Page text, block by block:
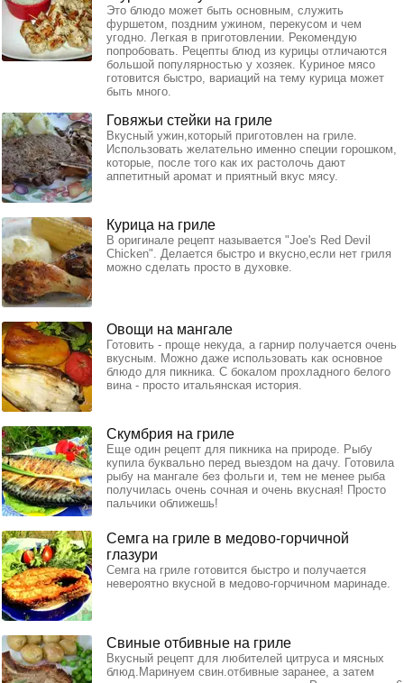
Это блюдо может быть основным, служить
фуршетом, поздним ужином, перекусом и чем
угодно. Легкая в приготовлении. Рекомендую
попробовать. Рецепты блюд из курицы отличаются
большой популярностью у хозяек. Куриное мясо
готовится быстро, вариаций на тему курица может
быть много.
Говяжьи стейки на гриле
Вкусный ужин,который приготовлен на гриле.
Использовать желательно именно специи горошком,
которые, после того как их растолочь дают
аппетитный аромат и приятный вкус мясу.
Курица на гриле
В оригинале рецепт называется "Joe's Red Devil
Chicken". Делается быстро и вкусно,если нет гриля
можно сделать просто в духовке.
Овощи на мангале
Готовить - проще некуда, а гарнир получается очень
вкусным. Можно даже использовать как основное
блюдо для пикника. С бокалом прохладного белого
вина - просто итальянская история.
Скумбрия на гриле
Еще один рецепт для пикника на природе. Рыбу
купила буквально перед выездом на дачу. Готовила
рыбу на мангале без фольги и, тем не менее рыба
получилась очень сочная и очень вкусная! Просто
пальчики оближешь!
Семга на гриле в медово-горчичной
глазури
Семга на гриле готовится быстро и получается
невероятно вкусной в медово-горчичном маринаде.
Свиные отбивные на гриле
Вкусный рецепт для любителей цитруса и мясных
блюд.Маринуем свин.отбивные заранее, а затем